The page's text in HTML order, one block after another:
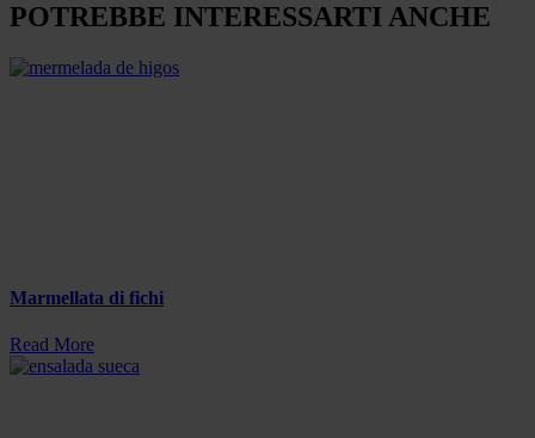
POTREBBE INTERESSARTI ANCHE
Marmellata di fichi
Read More